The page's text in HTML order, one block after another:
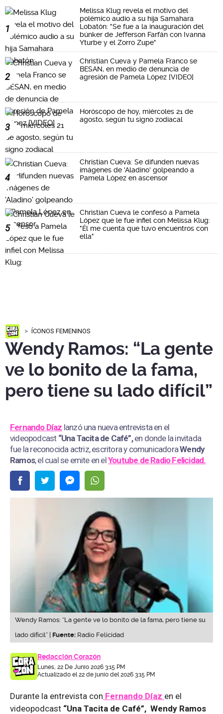
1
Melissa Klug revela el motivo del
polémico audio a su hija Samahara
Lobatón: "Se fue a la inauguración del
búnker de Jefferson Farfán con Ivanna
Yturbe y el Zorro Zupe"
2
Christian Cueva y Pamela Franco se
BESAN, en medio de denuncia de
agresión de Pamela López [VIDEO]
3
Horóscopo de hoy, miércoles 21 de
agosto, según tu signo zodiacal
4
Christian Cueva: Se difunden nuevas
imágenes de 'Aladino' golpeando a
Pamela López en ascensor
5
Christian Cueva le confesó a Pamela
López que le fue infiel con Melissa Klug:
"Él me cuenta que tuvo encuentros con
ella"
ÍCONOS FEMENINOS
Wendy Ramos: “La gente
ve lo bonito de la fama,
pero tiene su lado difícil”
Fernando Díaz lanzó una nueva entrevista en el
videopodcast “Una Tacita de Café”,en donde la invitada
fue la reconocida actriz, escritora y comunicadoraWendy
Ramos, el cual se emite en elYoutube de Radio Felicidad.
Wendy Ramos: “La gente ve lo bonito de la fama, pero tiene su
lado difícil” | Fuente: Radio Felicidad
Redacción Corazón
Lunes, 22 De Junio 2026 3:15 PM
Actualizado el 22 de junio del 2026 3:15 PM
Durante la entrevista con Fernando Díaz en el
videopodcast “Una Tacita de Café”, Wendy Ramos